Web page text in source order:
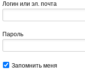
Логин или эл. почта
Пароль
Запомнить меня